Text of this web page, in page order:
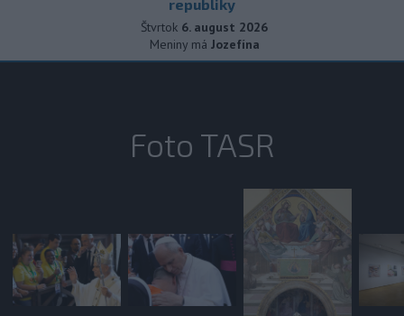
republiky
Štvrtok 6. august 2026
Meniny má Jozefína
Foto TASR